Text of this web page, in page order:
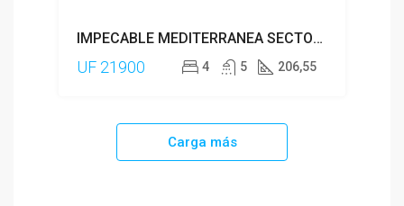
IMPECABLE MEDITERRANEA SECTOR LOS TRAPENSES
UF 21900 4 5 206,55
Carga más